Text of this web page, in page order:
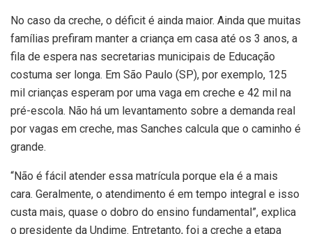
No caso da creche, o déficit é ainda maior. Ainda que muitas
famílias prefiram manter a criança em casa até os 3 anos, a
fila de espera nas secretarias municipais de Educação
costuma ser longa. Em São Paulo (SP), por exemplo, 125
mil crianças esperam por uma vaga em creche e 42 mil na
pré-escola. Não há um levantamento sobre a demanda real
por vagas em creche, mas Sanches calcula que o caminho é
grande.
“Não é fácil atender essa matrícula porque ela é a mais
cara. Geralmente, o atendimento é em tempo integral e isso
custa mais, quase o dobro do ensino fundamental”, explica
o presidente da Undime. Entretanto, foi a creche a etapa